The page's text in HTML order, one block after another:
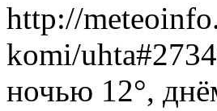
http://
komi/
ночью 12°,